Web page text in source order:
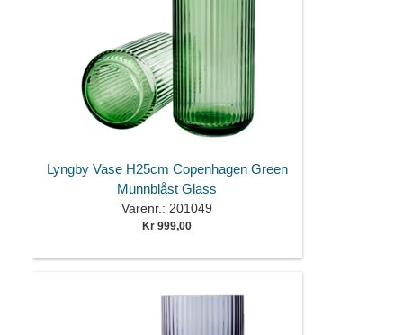
Lyngby Vase H25cm Copenhagen Green
Munnblåst Glass
Varenr.: 201049
Kr 999,00